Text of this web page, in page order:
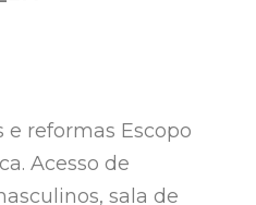
e reformas Escopo
Acesso de
sala de